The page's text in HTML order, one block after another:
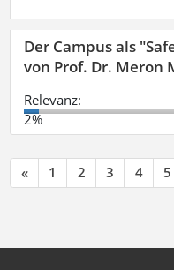
Der Campus als
von Prof. Dr. Meron
Relevanz:
2%
« 1 2 3 4 5